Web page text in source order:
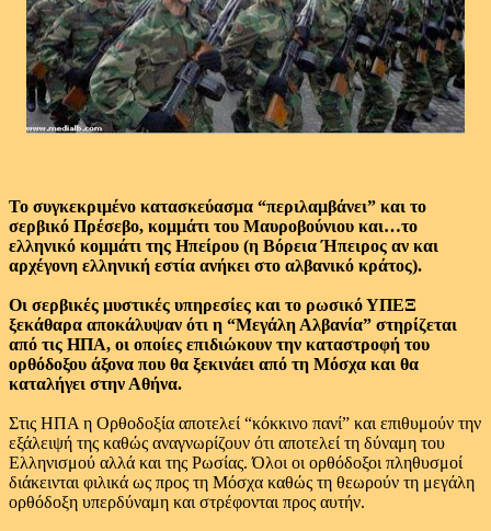
Το συγκεκριμένο κατασκεύασμα “περιλαμβάνει” και το
σερβικό Πρέσεβο, κομμάτι του Μαυροβούνιου και…το
ελληνικό κομμάτι της Ηπείρου (η Βόρεια Ήπειρος αν και
αρχέγονη ελληνική εστία ανήκει στο αλβανικό κράτος).
Οι σερβικές μυστικές υπηρεσίες και το ρωσικό ΥΠΕΞ
ξεκάθαρα αποκάλυψαν ότι η “Μεγάλη Αλβανία” στηρίζεται
από τις ΗΠΑ, οι οποίες επιδιώκουν την καταστροφή του
ορθόδοξου άξονα που θα ξεκινάει από τη Μόσχα και θα
καταλήγει στην Αθήνα.
Στις ΗΠΑ η Ορθοδοξία αποτελεί “κόκκινο πανί” και επιθυμούν την
εξάλειψή της καθώς αναγνωρίζουν ότι αποτελεί τη δύναμη του
Ελληνισμού αλλά και της Ρωσίας. Όλοι οι ορθόδοξοι πληθυσμοί
διάκεινται φιλικά ως προς τη Μόσχα καθώς τη θεωρούν τη μεγάλη
ορθόδοξη υπερδύναμη και στρέφονται προς αυτήν.